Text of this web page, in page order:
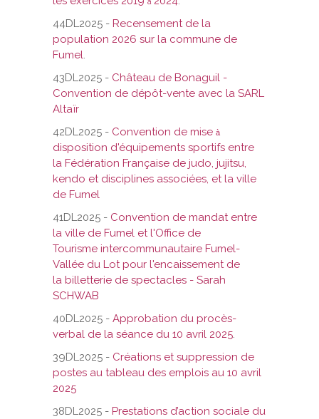
44DL2025 - Recensement de la
population 2026 sur la commune de
Fumel.
43DL2025 - Château de Bonaguil -
Convention de dépôt-vente avec la SARL
Altaïr
42DL2025 - Convention de mise à
disposition d'équipements sportifs entre
la Fédération Française de judo, jujitsu,
kendo et disciplines associées, et la ville
de Fumel
41DL2025 - Convention de mandat entre
la ville de Fumel et l'Office de
Tourisme intercommunautaire Fumel-
Vallée du Lot pour l'encaissement de
la billetterie de spectacles - Sarah
SCHWAB
40DL2025 - Approbation du procès-
verbal de la séance du 10 avril 2025.
39DL2025 - Créations et suppression de
postes au tableau des emplois au 10 avril
2025
38DL2025 - Prestations d’action sociale du